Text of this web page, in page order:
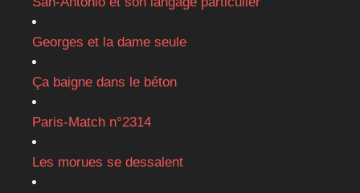
Georges et la dame seule
Ça baigne dans le béton
Paris-Match n°2314
Les morues se dessalent